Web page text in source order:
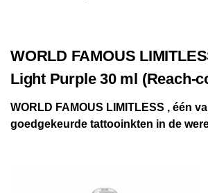
WORLD FAMOUS
Light Purple 30 ml (Reach-
WORLD FAMOUS LIMITLESS , één
goedgekeurde tattooinkten in de